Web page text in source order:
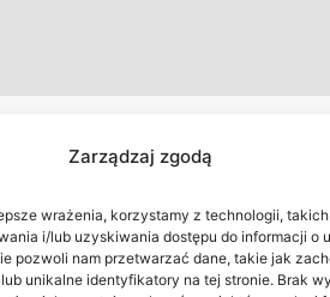
Zarządzaj zgodą
wrażenia, korzystamy z technologii,
i/lub uzyskiwania dostępu do informacji o
pozwoli nam przetwarzać dane, takie jak
unikalne identyfikatory na tej stronie. Brak